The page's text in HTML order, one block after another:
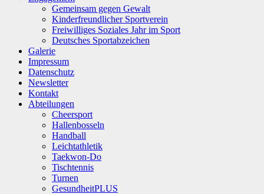
Gemeinsam gegen Gewalt
Kinderfreundlicher Sportverein
Freiwilliges Soziales Jahr im Sport
Deutsches Sportabzeichen
Galerie
Impressum
Datenschutz
Newsletter
Kontakt
Abteilungen
Cheersport
Hallenbosseln
Handball
Leichtathletik
Taekwon-Do
Tischtennis
Turnen
GesundheitPLUS